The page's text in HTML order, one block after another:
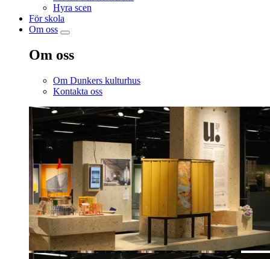
Hyra scen
För skola
Om oss
Om oss
Om Dunkers kulturhus
Kontakta oss